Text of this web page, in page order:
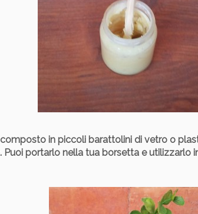
in piccoli barattolini di vetro o
Puoi portarlo nella tua borsetta e utilizzarlo